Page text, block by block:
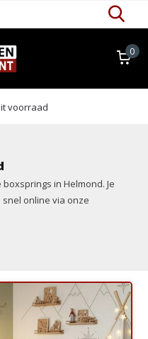
0
in Helmond. Je
online via onze